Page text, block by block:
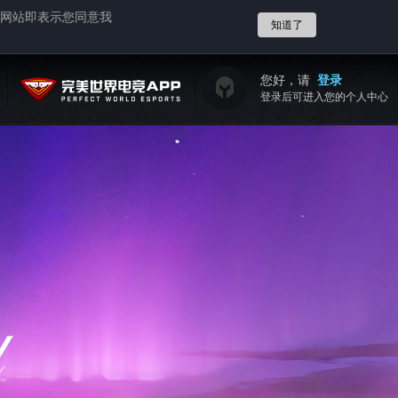
站即表示您同意我
知道了
您好，请 登录
登录后可进入您的个人中心